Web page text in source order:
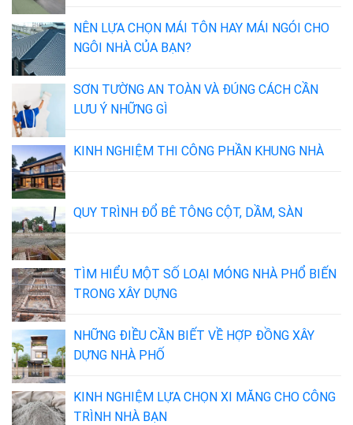
NÊN LỰA CHỌN MÁI TÔN HAY MÁI NGÓI CHO
NGÔI NHÀ CỦA BẠN?
SƠN TƯỜNG AN TOÀN VÀ ĐÚNG CÁCH CẦN
LƯU Ý NHỮNG GÌ
KINH NGHIỆM THI CÔNG PHẦN KHUNG NHÀ
QUY TRÌNH ĐỔ BÊ TÔNG CỘT, DẦM, SÀN
TÌM HIỂU MỘT SỐ LOẠI MÓNG NHÀ PHỔ BIẾN
TRONG XÂY DỰNG
NHỮNG ĐIỀU CẦN BIẾT VỀ HỢP ĐỒNG XÂY
DỰNG NHÀ PHỐ
KINH NGHIỆM LỰA CHỌN XI MĂNG CHO CÔNG
TRÌNH NHÀ BẠN